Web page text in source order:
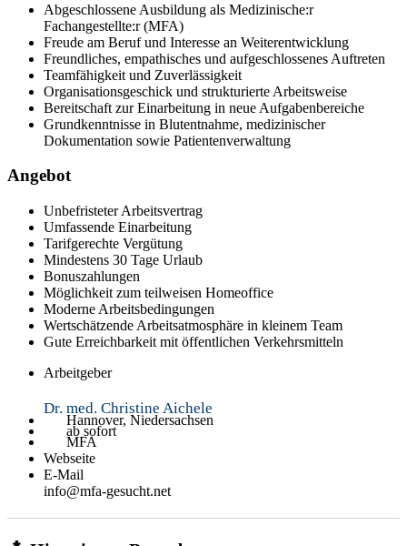
Abgeschlossene Ausbildung als Medizinische:r
Fachangestellte:r (MFA)
Freude am Beruf und Interesse an Weiterentwicklung
Freundliches, empathisches und aufgeschlossenes Auftreten
Teamfähigkeit und Zuverlässigkeit
Organisationsgeschick und strukturierte Arbeitsweise
Bereitschaft zur Einarbeitung in neue Aufgabenbereiche
Grundkenntnisse in Blutentnahme, medizinischer
Dokumentation sowie Patientenverwaltung
Angebot
Unbefristeter Arbeitsvertrag
Umfassende Einarbeitung
Tarifgerechte Vergütung
Mindestens 30 Tage Urlaub
Bonuszahlungen
Möglichkeit zum teilweisen Homeoffice
Moderne Arbeitsbedingungen
Wertschätzende Arbeitsatmosphäre in kleinem Team
Gute Erreichbarkeit mit öffentlichen Verkehrsmitteln
Arbeitgeber
Dr. med. Christine Aichele
Hannover, Niedersachsen
ab sofort
MFA
Webseite
E-Mail
info@mfa-gesucht.net